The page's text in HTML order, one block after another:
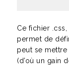
Ce fichier
permet de
peut se
(d’où un gain